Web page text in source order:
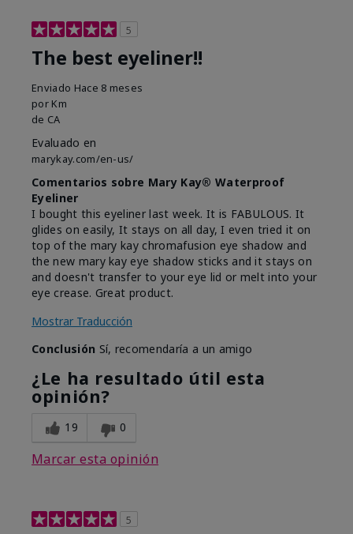
5
The best eyeliner!!
Enviado Hace 8 meses
por Km
de CA
Evaluado en
marykay.com/en-us/
Comentarios sobre Mary Kay® Waterproof
Eyeliner
I bought this eyeliner last week. It is FABULOUS. It
glides on easily, It stays on all day, I even tried it on
top of the mary kay chromafusion eye shadow and
the new mary kay eye shadow sticks and it stays on
and doesn't transfer to your eye lid or melt into your
eye crease. Great product.
Mostrar Traducción
Conclusión Sí, recomendaría a un amigo
¿Le ha resultado útil esta
opinión?
19 0
Marcar esta opinión
5